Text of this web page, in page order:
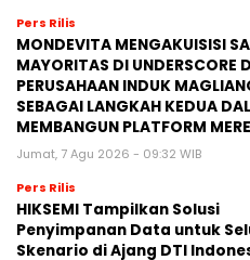
Pers Rilis
MONDEVITA MENGAKUISISI
MAYORITAS DI UNDERSCORE
PERUSAHAAN INDUK
SEBAGAI LANGKAH KEDUA
MEMBANGUN PLATFORM
Jumat, 7 Agu 2026 - 09:32 WIB
Pers Rilis
HIKSEMI Tampilkan Solusi
Penyimpanan Data untuk
Skenario di Ajang DTI